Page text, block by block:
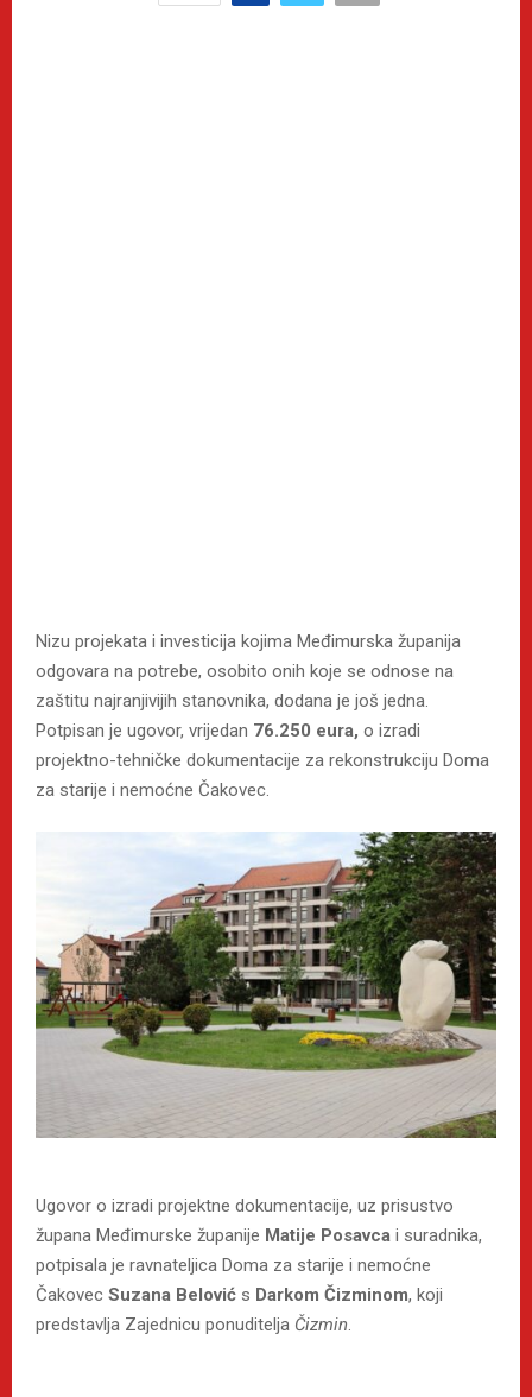
Nizu projekata i investicija kojima Međimurska županija
odgovara na potrebe, osobito onih koje se odnose na
zaštitu najranjivijih stanovnika, dodana je još jedna.
Potpisan je ugovor, vrijedan 76.250 eura, o izradi
projektno-tehničke dokumentacije za rekonstrukciju Doma
za starije i nemoćne Čakovec.
Ugovor o izradi projektne dokumentacije, uz prisustvo
župana Međimurske županije Matije Posavca i suradnika,
potpisala je ravnateljica Doma za starije i nemoćne
Čakovec Suzana Belović s Darkom Čizminom, koji
predstavlja Zajednicu ponuditelja Čizmin.